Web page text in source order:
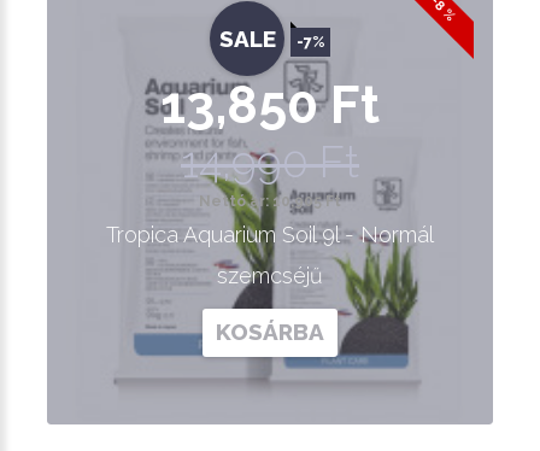
-8 %
SALE -7%
13,850 Ft
14,990 Ft
Nettó ár: 10,905 Ft
Tropica Aquarium Soil 9l - Normál
szemcséjű
KOSÁRBA